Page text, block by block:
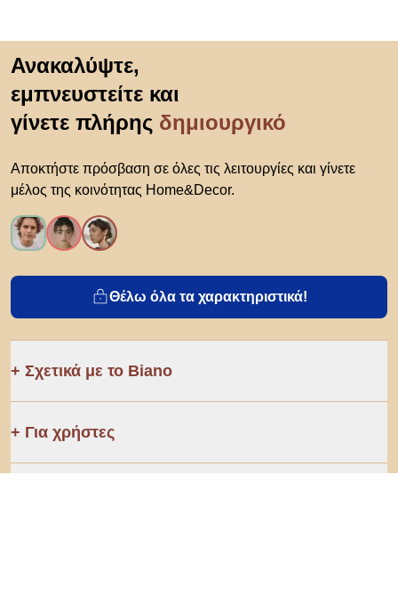
Ανακαλύψτε,
εμπνευστείτε και
γίνετε πλήρης δημιουργικό
Αποκτήστε πρόσβαση σε όλες τις λειτουργίες και γίνετε
μέλος της κοινότητας Home&Decor.
Θέλω όλα τα χαρακτηριστικά!
Σχετικά με το Biano
Για χρήστες